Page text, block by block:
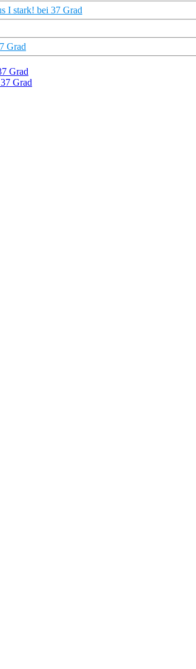
I stark! bei 37 Grad
Grad
Grad
Grad